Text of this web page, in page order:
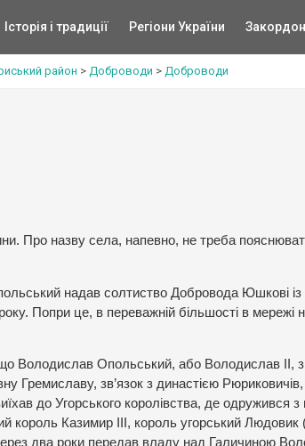
Історія і традиції Регіони України Закордон
район > Доброводи > Доброводи
Про назву села, напевно, не треба
надав солтиство Добровода Юшкові
Попри це, в переважній більшості в мережі
Володислав Опольський, або Володислав ІІ,
Гремиславу, зв’язок з династією
до Угорського королівства, де одружився
Казимир ІІІ, король угорський Людовик
два роки передав владу над Галичиною